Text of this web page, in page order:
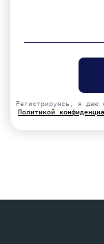
empty.
Регистрируясь, я даю
Политикой